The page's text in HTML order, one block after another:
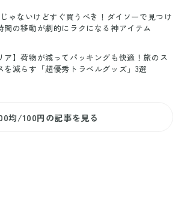
ゃないけどすぐ買うべき！ダイソーで見つけ
間の移動が劇的にラクになる神アイテム
ア】荷物が減ってパッキングも快適！旅のス
を減らす「超優秀トラベルグッズ」3選
均/100円の記事を見る